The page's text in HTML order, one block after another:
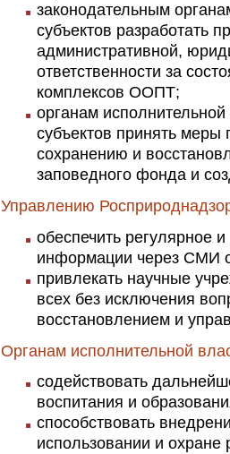
законодательным
субъектов разработать
административной,
ответственности за
комплексов ООПТ;
органам
субъектов принять меры
сохранению и
заповедного фонда и
Управлению
обеспечить регулярное
информации через СМИ
привлекать научные
всех без исключения
восстановлением и
Органам исполнительной
содействовать
воспитания и
способствовать
использовании и